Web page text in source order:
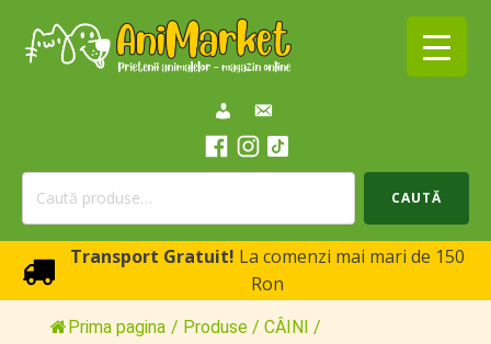
Caută
CAUTĂ
Transport Gratuit! La comenzi mai mari de 150
Ron
Prima pagina / Produse / CÂINI /